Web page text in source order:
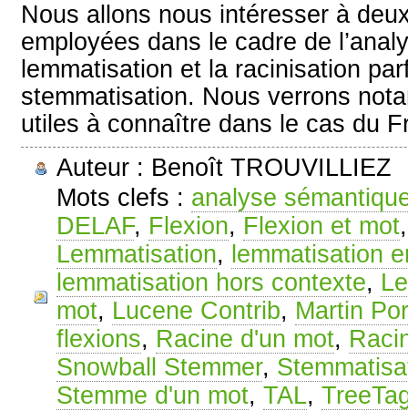
Nous allons nous intéresser à
employées dans le cadre de
lemmatisation et la racinisation
stemmatisation. Nous verrons
utiles à connaître dans le cas du
Auteur : Benoît TROUVILLIEZ
Mots clefs : analyse
DELAF, Flexion, Flexion et mot
Lemmatisation, lemmatisation
lemmatisation hors contexte,
mot, Lucene Contrib, Martin
flexions, Racine d'un mot,
Snowball Stemmer,
Stemme d'un mot, TAL,